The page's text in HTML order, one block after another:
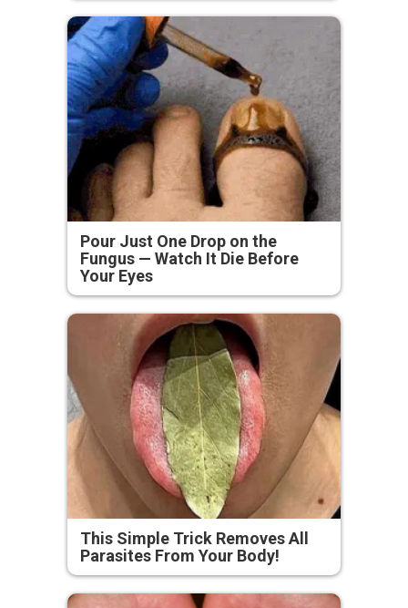
Pour Just One Drop on the
Fungus — Watch It Die Before
Your Eyes
This Simple Trick Removes All
Parasites From Your Body!